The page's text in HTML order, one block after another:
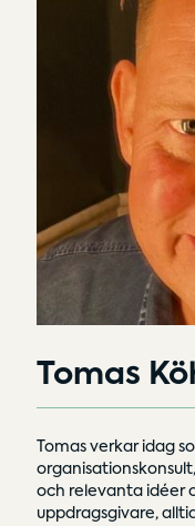
Tomas
Tomas verkar idag
och relevanta idéer
uppdragsgivare,